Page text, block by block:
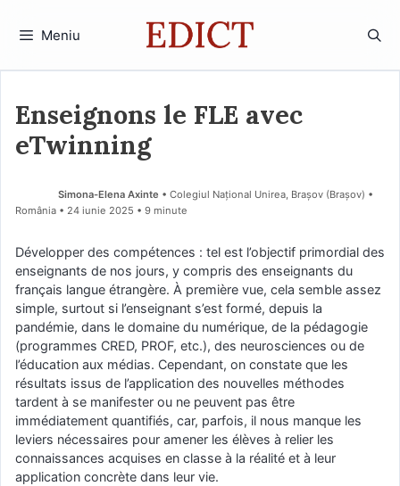
Meniu
Enseignons le FLE avec
eTwinning
Simona-Elena Axinte • Colegiul Național Unirea, Brașov (Braşov) •
România
24 iunie 2025 • 9 minute
Développer des compétences : tel est l’objectif primordial des
enseignants de nos jours, y compris des enseignants du
français langue étrangère. À première vue, cela semble assez
simple, surtout si l’enseignant s’est formé, depuis la
pandémie, dans le domaine du numérique, de la pédagogie
(programmes CRED, PROF, etc.), des neurosciences ou de
l’éducation aux médias. Cependant, on constate que les
résultats issus de l’application des nouvelles méthodes
tardent à se manifester ou ne peuvent pas être
immédiatement quantifiés, car, parfois, il nous manque les
leviers nécessaires pour amener les élèves à relier les
connaissances acquises en classe à la réalité et à leur
application concrète dans leur vie.